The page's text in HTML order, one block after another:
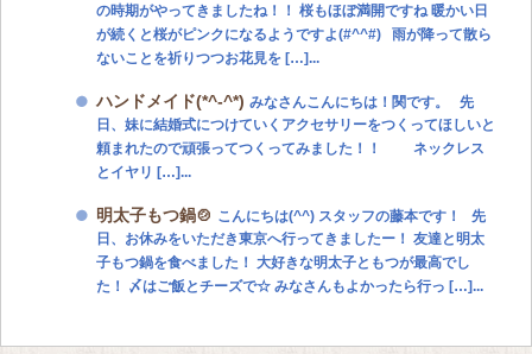
の時期がやってきましたね！！ 桜もほぼ満開ですね 暖かい日
が続くと桜がピンクになるようですよ(#^^#) 雨が降って散ら
ないことを祈りつつお花見を […]...
ハンドメイド(*^-^*) みなさんこんにちは！関です。 先
日、妹に結婚式につけていくアクセサリーをつくってほしいと
頼まれたので頑張ってつくってみました！！ ネックレス
とイヤリ […]...
明太子もつ鍋🍲 こんにちは(^^) スタッフの藤本です！ 先
日、お休みをいただき東京へ行ってきましたー！ 友達と明太
子もつ鍋を食べました！ 大好きな明太子ともつが最高でし
た！ 〆はご飯とチーズで☆ みなさんもよかったら行っ […]...